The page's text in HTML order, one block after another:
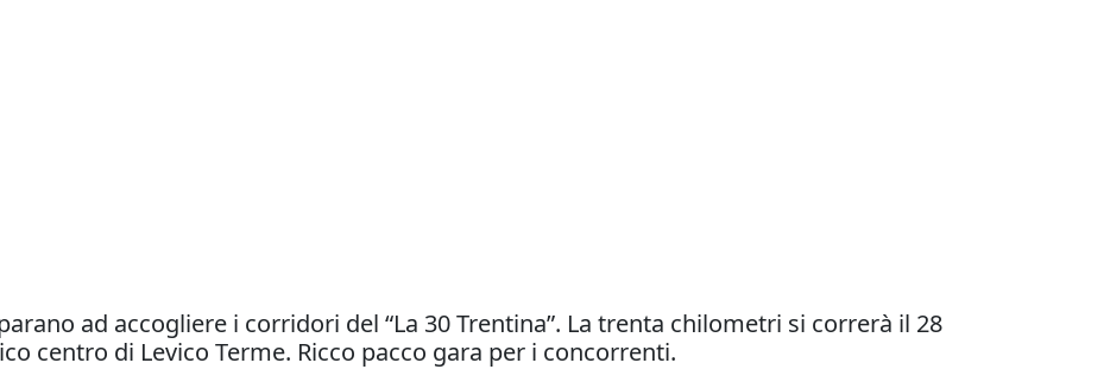
ad accogliere i corridori del “La 30 Trentina”. La trenta chilometri si correrà il 28
centro di Levico Terme. Ricco pacco gara per i concorrenti.